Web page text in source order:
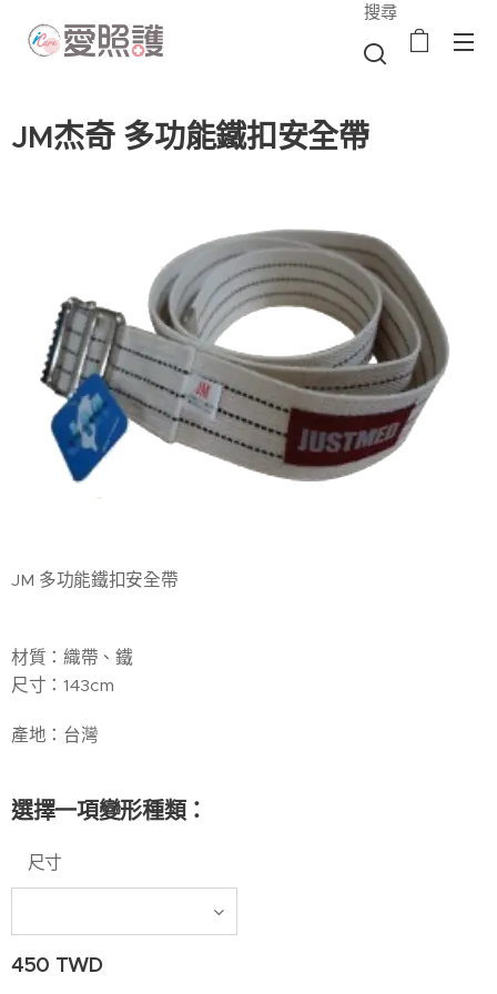
搜尋
JM杰奇 多功能鐵扣安全帶
JM 多功能鐵扣安全帶
材質：織帶、鐵
尺寸：143cm
產地：台灣
選擇一項變形種類：
尺寸
450 TWD